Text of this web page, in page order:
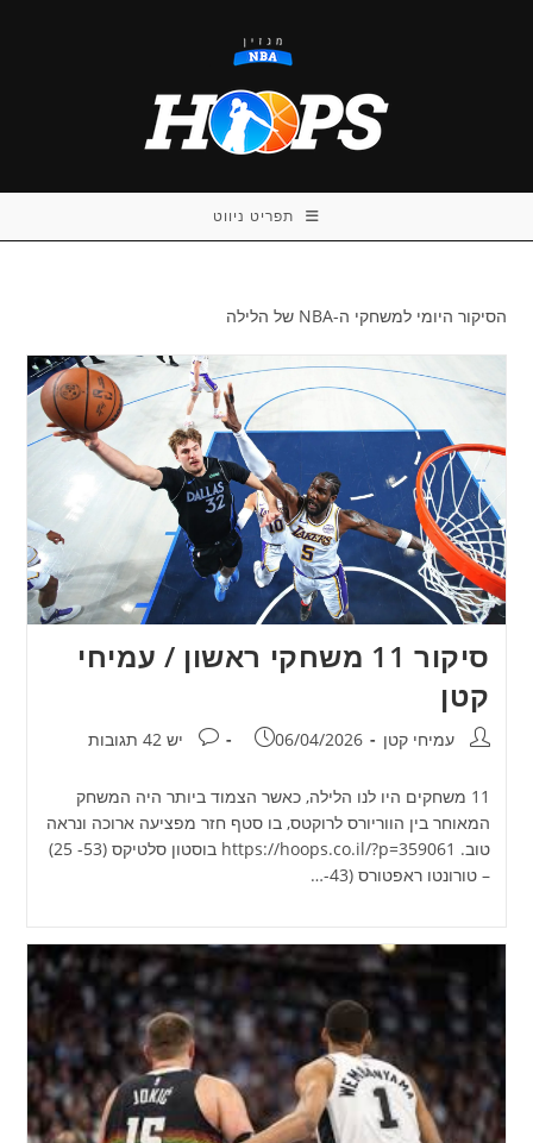
תפריט ניווט
הסיקור היומי למשחקי ה-NBA של הלילה
סיקור 11 משחקי ראשון / עמיחי
קטן
מחבר:עמיחי קטן פורסם:
06/04/2026 תגובות:
יש 42 תגובות
11 משחקים היו לנו הלילה, כאשר הצמוד ביותר היה המשחק
המאוחר בין הווריורס לרוקטס, בו סטף חזר מפציעה ארוכה ונראה
טוב. https://hoops.co.il/?p=359061 בוסטון סלטיקס (53- 25)
– טורונטו ראפטורס (43-…